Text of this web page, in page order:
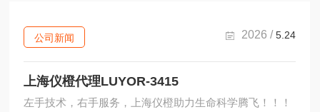
样的前沿应用。在该研究中，科研团队面临一个关键实验
节点：如何在农杆菌侵染烟草叶片后，精准定位并切割含
公司新闻 2026 /5.24
上海仪橙代理LUYOR-3415
左手技术，右手服务，上海仪橙助力生命科学腾飞！！！